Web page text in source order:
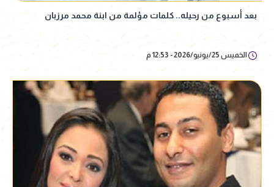
بعد أسبوع من رحيله.. كلمات مؤلمة من ابنة محمد مرزبان
الخميس 25/يونيو/2026 - 12:53 م